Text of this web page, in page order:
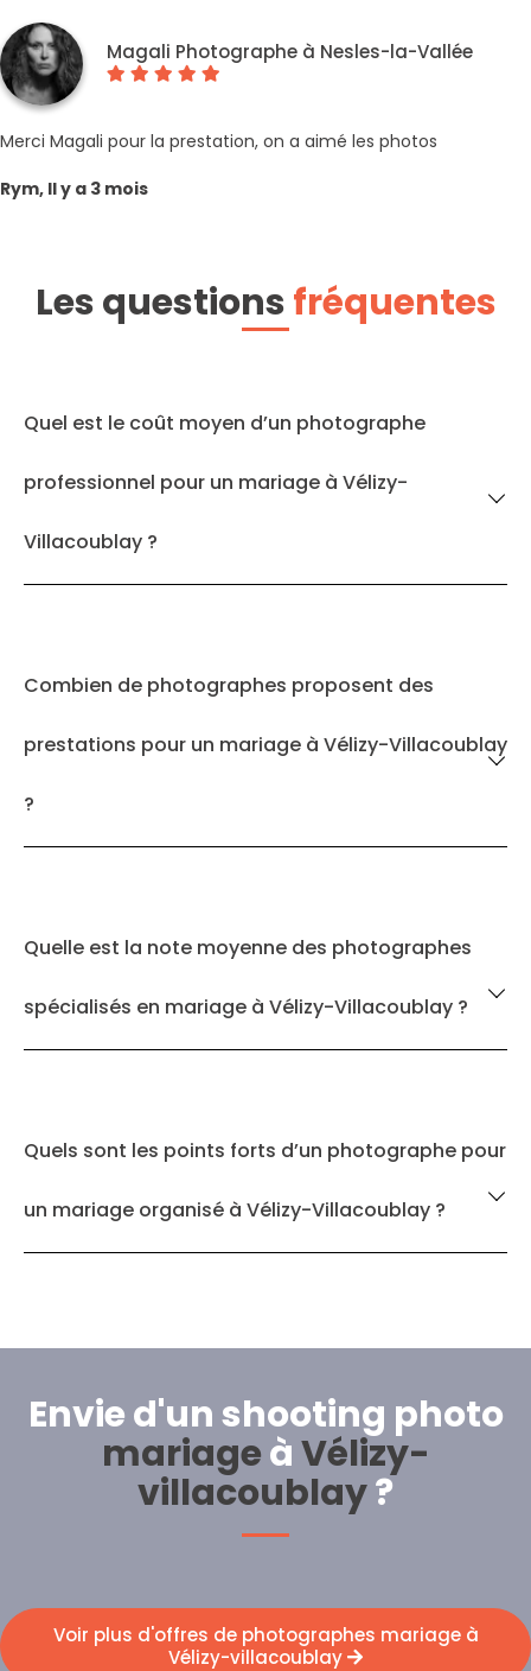
Magali Photographe à Nesles-la-Vallée
Merci Magali pour la prestation, on a aimé les photos
Rym, Il y a 3 mois
Les questionsfréquentes
Quel est le coût moyen d’un photographe
professionnel pour un mariage à Vélizy-
Villacoublay ?
Combien de photographes proposent des
prestations pour un mariage à Vélizy-Villacoublay
?
Quelle est la note moyenne des photographes
spécialisés en mariage à Vélizy-Villacoublay ?
Quels sont les points forts d’un photographe pour
un mariage organisé à Vélizy-Villacoublay ?
Envie d'un shooting photo
mariageàVélizy-
villacoublay?
Voir plus d'offres de photographes mariage à
Vélizy-villacoublay